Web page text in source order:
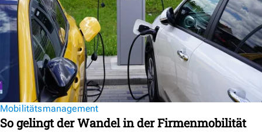
Mobilitätsmanagement
So gelingt der Wandel in der Firmenmobilität